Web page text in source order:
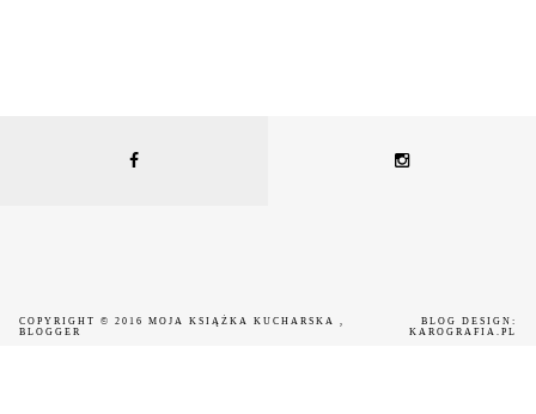
COPYRIGHT © 2016 MOJA KSIĄŻKA KUCHARSKA ,
BLOGGER
BLOG DESIGN:
KAROGRAFIA.PL